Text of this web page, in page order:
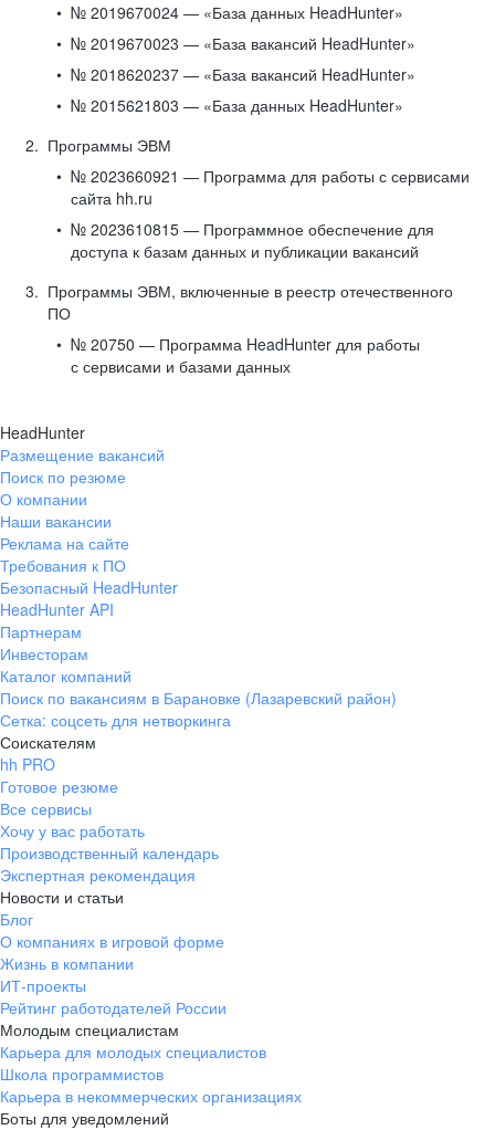
№ 2019670024 — «База данных HeadHunter»
№ 2019670023 — «База вакансий HeadHunter»
№ 2018620237 — «База вакансий HeadHunter»
№ 2015621803 — «База данных HeadHunter»
Программы ЭВМ
№ 2023660921 — Программа для работы с сервисами
сайта hh.ru
№ 2023610815 — Программное обеспечение для
доступа к базам данных и публикации вакансий
Программы ЭВМ, включенные в реестр отечественного
ПО
№ 20750 — Программа HeadHunter для работы
с сервисами и базами данных
HeadHunter
Размещение вакансий
Поиск по резюме
О компании
Наши вакансии
Реклама на сайте
Требования к ПО
Безопасный HeadHunter
HeadHunter API
Партнерам
Инвесторам
Каталог компаний
Поиск по вакансиям в Барановке (Лазаревский район)
Сетка: соцсеть для нетворкинга
Соискателям
hh PRO
Готовое резюме
Все сервисы
Хочу у вас работать
Производственный календарь
Экспертная рекомендация
Новости и статьи
Блог
О компаниях в игровой форме
Жизнь в компании
ИТ-проекты
Рейтинг работодателей России
Молодым специалистам
Карьера для молодых специалистов
Школа программистов
Карьера в некоммерческих организациях
Боты для уведомлений